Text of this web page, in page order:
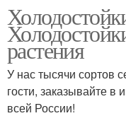
растения
У нас тысячи сортов
гости, заказывайте в
всей России!